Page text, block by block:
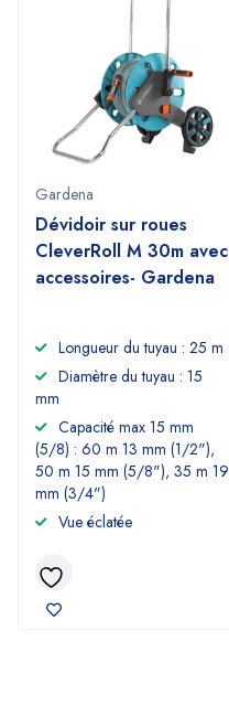
Gardena
Dévidoir sur roues
CleverRoll M 30m avec
accessoires- Gardena
Longueur du tuyau : 25 m
Diamètre du tuyau : 15
mm
Capacité max 15 mm
(5/8) : 60 m 13 mm (1/2"),
50 m 15 mm (5/8"), 35 m 19
mm (3/4")
Vue éclatée